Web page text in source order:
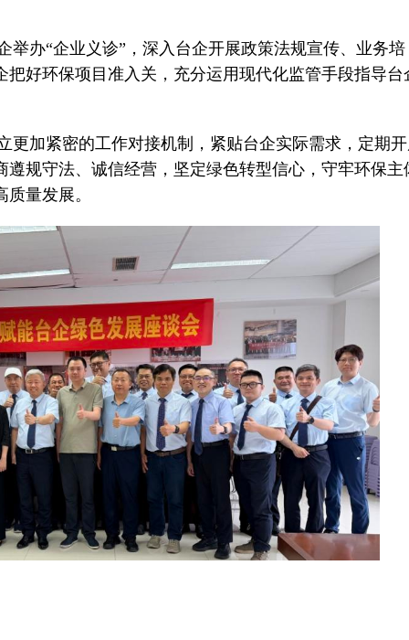
举办“企业义诊”，深入台企开展政策法规宣传、业务培
好环保项目准入关，充分运用现代化监管手段指导台
更加紧密的工作对接机制，紧贴台企实际需求，定期
规守法、诚信经营，坚定绿色转型信心，守牢环保主
量发展。